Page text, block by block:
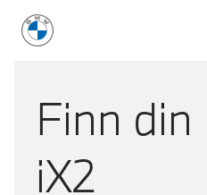
BMW Norge
Finn din
iX2